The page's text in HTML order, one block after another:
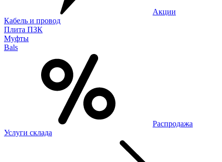
Акции
Кабель и провод
Плита ПЗК
Муфты
Bals
Распродажа
Услуги склада